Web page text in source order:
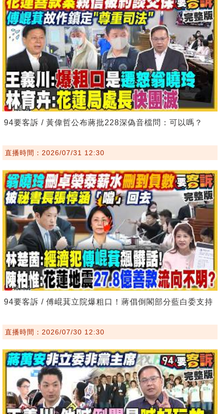
94要客訴 / 黃偉哲公布蔣批228深偽音檔問：可以嗎？
直播時間：2026/07/31 12:30
94要客訴 / 傅崐萁立院爆粗口！蔣倡倒閣部分藍白委支持
直播時間：2026/07/30 12:30